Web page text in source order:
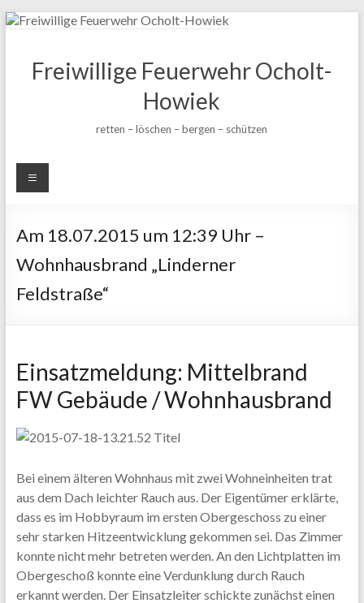
Zum
Freiwillige Feuerwehr Ocholt-
Howiek
retten – löschen – bergen – schützen
Am 18.07.2015 um 12:39 Uhr –
Wohnhausbrand „Linderner
Feldstraße“
Einsatzmeldung: Mittelbrand
FW Gebäude / Wohnhausbrand
Bei einem älteren Wohnhaus mit zwei Wohneinheiten trat
aus dem Dach leichter Rauch aus. Der Eigentümer erklärte,
dass es im Hobbyraum im ersten Obergeschoss zu einer
sehr starken Hitzeentwicklung gekommen sei.Das Zimmer
konnte nicht mehr betreten werden. An den Lichtplatten im
Obergeschoß konnte eine Verdunklung durch Rauch
erkannt werden. Der Einsatzleiter schickte zunächst einen